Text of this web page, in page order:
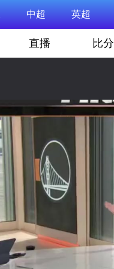
中超 英超
直播 比分